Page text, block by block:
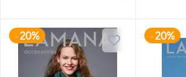
-20% -20%